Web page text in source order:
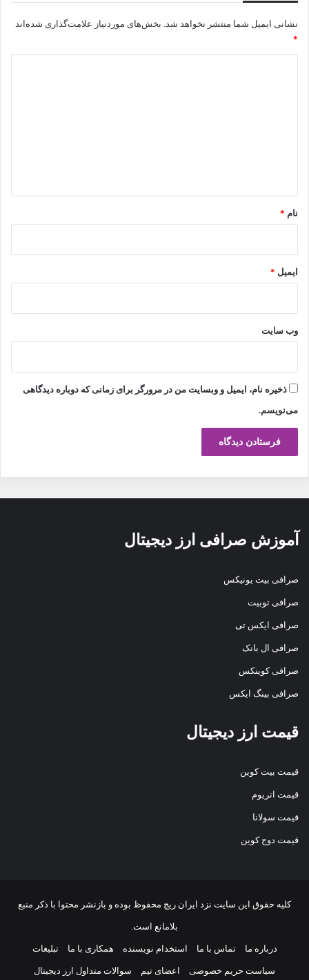
نشانی ایمیل شما منتشر نخواهد شد. بخش‌های موردنیاز علامت‌گذاری شده‌اند
*
نام *
ایمیل *
وب‌ سایت
ذخیره نام، ایمیل و وبسایت من در مرورگر برای زمانی که دوباره دیدگاهی
می‌نویسم.
آموزش صرافی ارز دیجیتال
صرافی بیت یونیکس
صرافی توبیت
صرافی ایکس تی
صرافی ال بانک
صرافی کوینکس
صرافی بینگ ایکس
قیمت ارز دیجیتال
قیمت بیت کوین
قیمت اتریوم
قیمت سولانا
قیمت دوج کوین
کلیه حقوق این سایت نزد ایران ریچ محفوظ بوده و بازنشر محتوا با ذکر منبع
بلامانع است.
درباره ما تماس با ما استخدام نویسنده همکاری با ما تبلیغات
سیاست حریم خصوصی اعضای تیم سوالات متداول ارز دیجیتال